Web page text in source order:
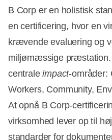
B Corp er en holistisk
en certificering, hvor en
krævende evaluering og
miljømæssige præstation.
centraleimpact-områder:
Workers, Community,
At opnå B Corp-
virksomhed lever op til
standarder for